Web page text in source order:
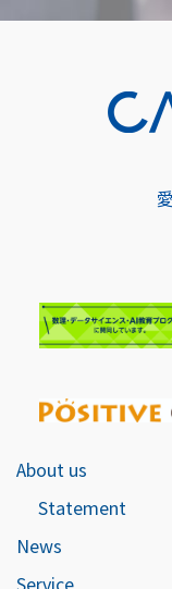
About us
Statement
News
Service